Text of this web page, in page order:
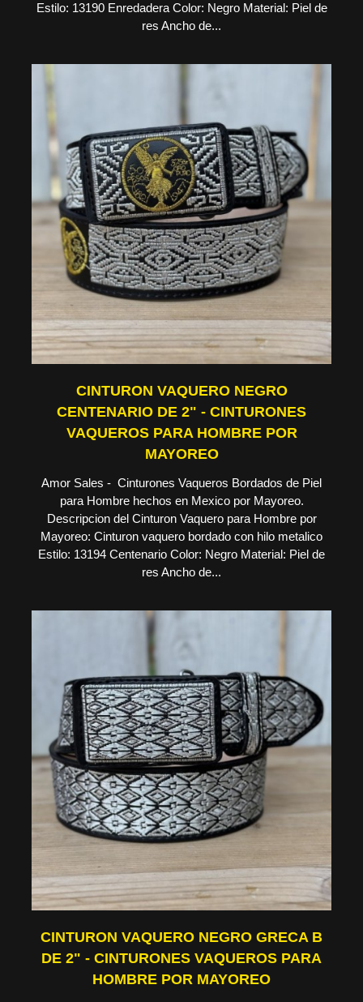
Estilo: 13190 Enredadera Color: Negro Material: Piel de
res Ancho de...
CINTURON VAQUERO NEGRO
CENTENARIO DE 2" - CINTURONES
VAQUEROS PARA HOMBRE POR
MAYOREO
Amor Sales - Cinturones Vaqueros Bordados de Piel
para Hombre hechos en Mexico por Mayoreo.
Descripcion del Cinturon Vaquero para Hombre por
Mayoreo: Cinturon vaquero bordado con hilo metalico
Estilo: 13194 Centenario Color: Negro Material: Piel de
res Ancho de...
CINTURON VAQUERO NEGRO GRECA B
DE 2" - CINTURONES VAQUEROS PARA
HOMBRE POR MAYOREO